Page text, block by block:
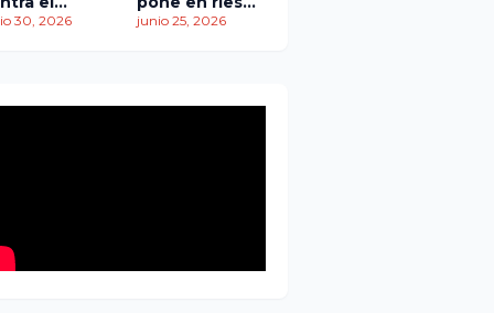
más
30, 2026
traslado de
junio 25, 2026